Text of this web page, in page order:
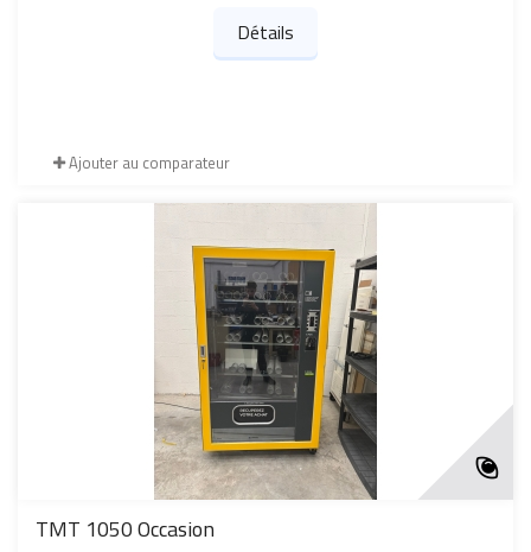
Détails
Ajouter au comparateur
TMT 1050 Occasion